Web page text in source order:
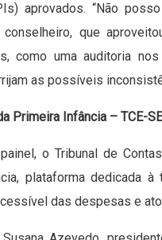
aprovados. “Não
que
como uma auditoria
as possíveis
Primeira Infância – TCE-SE
painel, o Tribunal de
plataforma dedicada
das despesas e